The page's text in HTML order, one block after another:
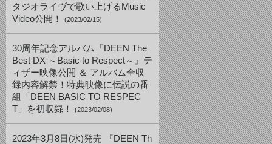
タジオライヴで歌い上げるMusic
Video公開！
(2023/02/15)
30周年記念アルバム『DEEN The
Best DX ～Basic to Respect～』テ
ィザー映像公開 ＆ アルバム全収
録内容解禁！特典映像に伝説の番
組「DEEN BASIC TO RESPEC
T」を初収録！
(2023/02/08)
2023年3月8日(水)発売 『DEEN Th